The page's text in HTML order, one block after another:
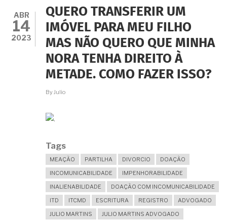
COMO
INVENTARIANTE
PODE
SEM
ALVARÁ
JUDICIAL
ASSINAR
ESCRITURAS
DEFINITIVAS?
ABR
14
2023
QUERO TRANSFERIR UM
IMÓVEL PARA MEU FILHO
MAS NÃO QUERO QUE MINHA
NORA TENHA DIREITO À
METADE. COMO FAZER ISSO?
ByJulio
Tags
MEAÇÃO PARTILHA DIVORCIO
DOAÇÃO
INCOMUNICABILIDADE
IMPENHORABILIDADE
INALIENABILIDADE
DOAÇÃO COM INCOMUNICABILIDADE
ITD
ITCMD ESCRITURA REGISTRO
ADVOGADO
JULIO MARTINS
JULIO MARTINS ADVOGADO